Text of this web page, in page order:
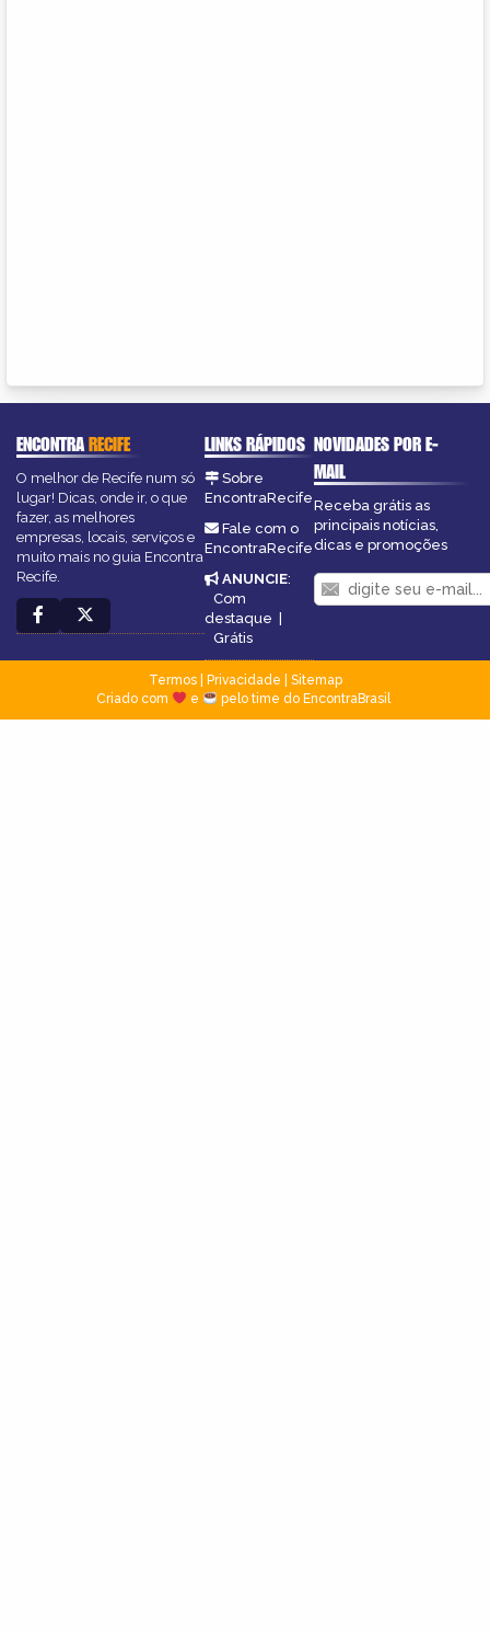
ENCONTRARECIFE
O melhor de Recife num só
lugar! Dicas, onde ir, o que
fazer, as melhores
empresas, locais, serviços e
muito mais no guia Encontra
Recife.
LINKS RÁPIDOS
Sobre
EncontraRecife
Fale com o
EncontraRecife
ANUNCIE:
Com
destaque |
Grátis
NOVIDADES POR E-
MAIL
Receba grátis as
principais notícias,
dicas e promoções
Termos| Privacidade
Sitemap
Criado com
e pelo time do EncontraBrasil